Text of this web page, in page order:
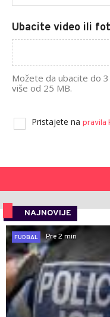
Ubacite video ili
Možete da ubacite do
više od 25 MB.
Pristajete na pravila
NAJNOVIJE
FUDBAL
Pre 2 min